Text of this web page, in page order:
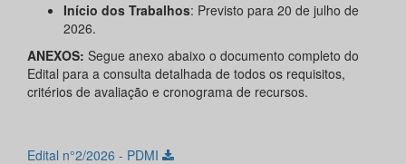
Início dos Trabalhos: Previsto para 20 de julho de
2026.
ANEXOS: Segue anexo abaixo o documento completo do
Edital para a consulta detalhada de todos os requisitos,
critérios de avaliação e cronograma de recursos.
Edital n°2/2026 - PDMI